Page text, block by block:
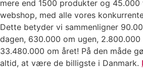
mere end 1500 produkter og
webshop, med alle vores
Dette betyder vi sammenligner
dagen, 630.000 om ugen,
33.480.000 om året! På den måde
altid, at være de billigste i Danmark.